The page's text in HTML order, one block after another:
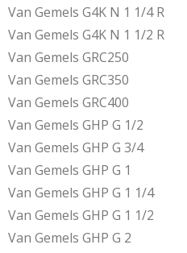
Van Gemels G4K N 1 1/4 R
Van Gemels G4K N 1 1/2 R
Van Gemels GRC250
Van Gemels GRC350
Van Gemels GRC400
Van Gemels GHP G 1/2
Van Gemels GHP G 3/4
Van Gemels GHP G 1
Van Gemels GHP G 1 1/4
Van Gemels GHP G 1 1/2
Van Gemels GHP G 2